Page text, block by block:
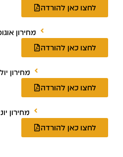
לחצו כאן להורדה
מחירון אוגוסט / 25
לחצו כאן להורדה
מחירון יולי / 25
לחצו כאן להורדה
מחירון יוני / 25
לחצו כאן להורדה